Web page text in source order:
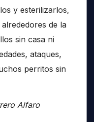
y esterilizarlos,
de la
sin casa ni
ataques,
perritos sin
Alfaro